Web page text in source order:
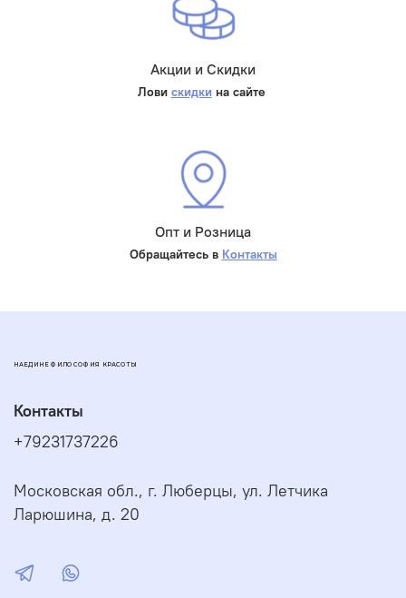
Акции и Скидки
Лови скидкина сайте
Опт и Розница
Обращайтесь в Контакты
НАЕДИНЕ ФИЛОСОФИЯ КРАСОТЫ
Контакты
+79231737226
Московская обл., г. Люберцы, ул. Летчика
Ларюшина, д. 20